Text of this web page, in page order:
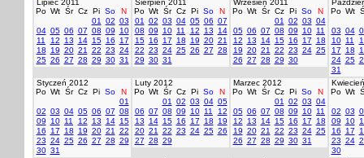
Lipiec 2011
Po Wt Śr Cz Pi So
N
01
02 03
04 05 06 07 08 09
10
11
12 13 14 15 16
17
18
19 20 21 22 23 24
25 26 27 28 29 30 31
Sierpień 2011
Po Wt Śr Cz Pi So
N
01
02 03 04 05 06 07
08 09 10 11 12 13
14
15 16 17 18 19 20 21
22 23 24 25 26 27 28
29 30 31
Wrzesień 2011
Po Wt Śr Cz Pi So
N
01
02 03 04
05 06 07 08 09 10 11
12
13 14 15 16 17
18
19 20 21 22 23 24 25
26 27 28 29 30
Po Wt
03 04
10 11
17
18
24 25
31
Styczeń 2012
Po Wt Śr Cz Pi So
N
01
02 03 04 05 06 07 08
09
10 11 12 13 14 15
16
17 18 19 20 21
22
23 24 25 26 27 28 29
30 31
Luty 2012
Po Wt Śr Cz Pi So
N
01
02 03 04 05
06 07 08 09 10 11
12
13
14 15 16 17 18
19
20 21 22 23 24 25 26
27 28 29
Marzec 2012
Po Wt Śr Cz Pi So
N
01
02 03 04
05 06 07 08 09 10 11
12
13 14 15 16 17
18
19 20 21 22 23 24 25
26 27 28 29 30 31
Po Wt
02 03
09
10
16
17
23 24
30